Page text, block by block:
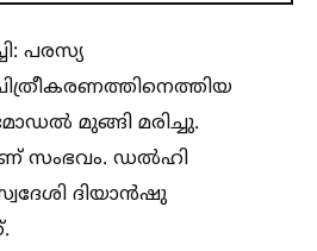
പരസ്യ
മുങ്ങി മരിച്ചു.
സംഭവം. ഡല്‍ഹി
ദിയാന്‍ഷു